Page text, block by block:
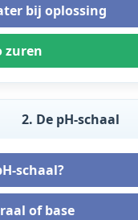
bij oplossing
zuren
2. De pH-schaal
schaal?
of base